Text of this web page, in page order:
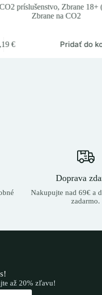
príslušenstvo, Zbrane 18+
Zbrane na CO2
€ Pridať do
Doprava
Nakupujte nad 69€ a
zadarmo.
až 20% zľavu!